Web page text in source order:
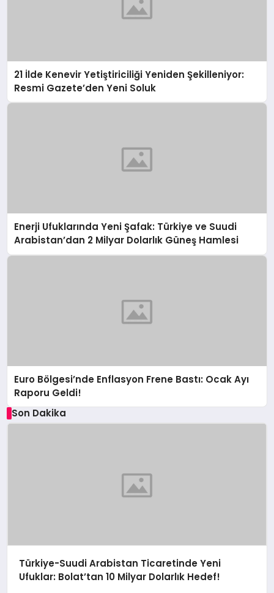
21 İlde Kenevir Yetiştiriciliği Yeniden Şekilleniyor:
Resmi Gazete’den Yeni Soluk
Enerji Ufuklarında Yeni Şafak: Türkiye ve Suudi
Arabistan’dan 2 Milyar Dolarlık Güneş Hamlesi
Euro Bölgesi’nde Enflasyon Frene Bastı: Ocak Ayı
Raporu Geldi!
Son Dakika
Türkiye-Suudi Arabistan Ticaretinde Yeni
Ufuklar: Bolat’tan 10 Milyar Dolarlık Hedef!